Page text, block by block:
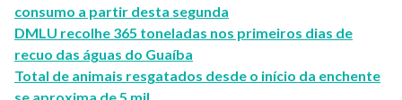
consumo a partir desta segunda
DMLU recolhe 365 toneladas nos primeiros dias de
recuo das águas do Guaíba
Total de animais resgatados desde o início da enchente